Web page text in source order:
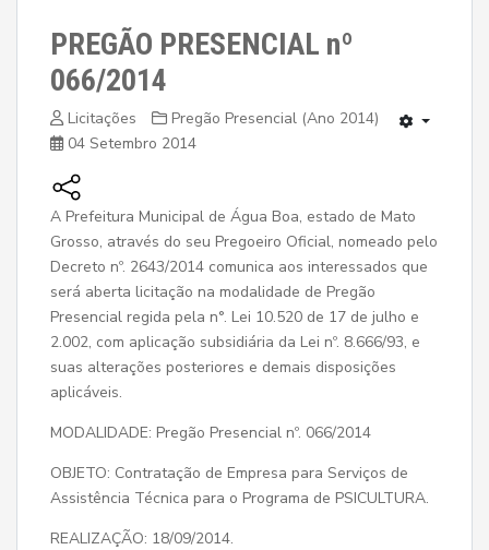
PREGÃO PRESENCIAL nº
066/2014
Licitações
Pregão Presencial (Ano 2014)
04 Setembro 2014
A Prefeitura Municipal de Água Boa, estado de Mato
Grosso, através do seu Pregoeiro Oficial, nomeado pelo
Decreto nº. 2643/2014 comunica aos interessados que
será aberta licitação na modalidade de Pregão
Presencial regida pela n°. Lei 10.520 de 17 de julho e
2.002, com aplicação subsidiária da Lei nº. 8.666/93, e
suas alterações posteriores e demais disposições
aplicáveis.
MODALIDADE: Pregão Presencial nº. 066/2014
OBJETO: Contratação de Empresa para Serviços de
Assistência Técnica para o Programa de PSICULTURA.
REALIZAÇÃO: 18/09/2014.